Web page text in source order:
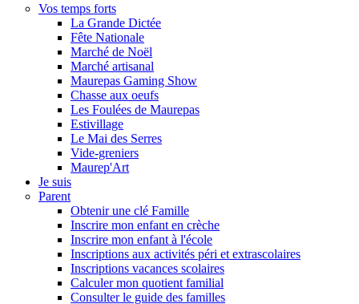
Vos temps forts
La Grande Dictée
Fête Nationale
Marché de Noël
Marché artisanal
Maurepas Gaming Show
Chasse aux oeufs
Les Foulées de Maurepas
Estivillage
Le Mai des Serres
Vide-greniers
Maurep'Art
Je suis
Parent
Obtenir une clé Famille
Inscrire mon enfant en crèche
Inscrire mon enfant à l'école
Inscriptions aux activités péri et extrascolaires
Inscriptions vacances scolaires
Calculer mon quotient familial
Consulter le guide des familles